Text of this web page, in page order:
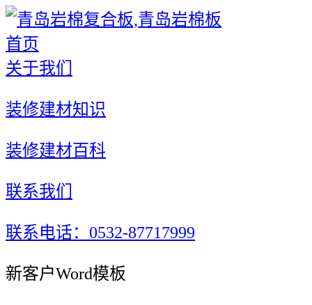
首页
关于我们
装修建材知识
装修建材百科
联系我们
联系电话：0532-87717999
新客户Word模板